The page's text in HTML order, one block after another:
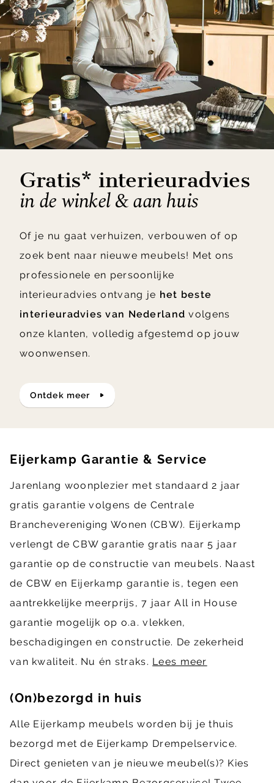
Gratis* interieuradvies
in de winkel & aan huis
Of je nu gaat verhuizen, verbouwen of op
zoek bent naar nieuwe meubels! Met ons
professionele en persoonlijke
interieuradvies ontvang je het beste
interieuradvies van Nederland volgens
onze klanten, volledig afgestemd op jouw
woonwensen.
ontdek meer
Eijerkamp Garantie & Service
Jarenlang woonplezier met standaard 2 jaar
gratis garantie volgens de Centrale
Branchevereniging Wonen (CBW). Eijerkamp
verlengt de CBW garantie gratis naar 5 jaar
garantie op de constructie van meubels. Naast
de CBW en Eijerkamp garantie is, tegen een
aantrekkelijke meerprijs, 7 jaar All in House
garantie mogelijk op o.a. vlekken,
beschadigingen en constructie. De zekerheid
van kwaliteit. Nu én straks. Lees meer
(On)bezorgd in huis
Alle Eijerkamp meubels worden bij je thuis
bezorgd met de Eijerkamp Drempelservice.
Direct genieten van je nieuwe meubel(s)? Kies